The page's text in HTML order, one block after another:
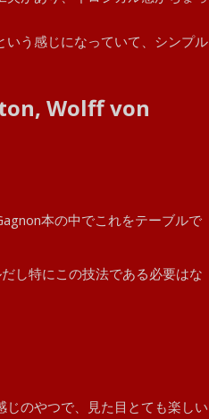
う感じになっていて、シンプル
Wolff von
本の中でこれをテーブルで
し特にこの技法である必要はな
のやつで、見た目とても楽しい